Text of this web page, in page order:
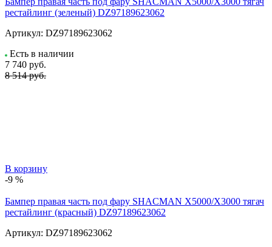
рестайлинг (зеленый) DZ97189623062
Артикул: DZ97189623062
Есть в наличии
7 740 руб.
8 514 руб.
В корзину
-9 %
Бампер правая часть под фару SHACMAN X5000/X3000 тягач
рестайлинг (красный) DZ97189623062
Артикул: DZ97189623062